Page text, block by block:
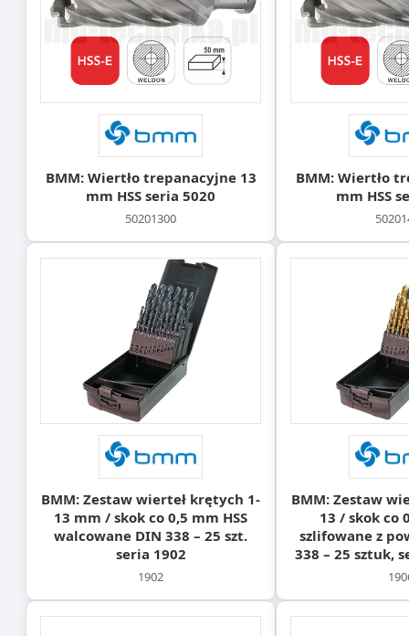
BMM: Wiertło trepanacyjne 13
mm HSS seria 5020
50201300
BMM: Wiertło
mm HSS
BMM: Zestaw wierteł krętych 1-
13 mm / skok co 0,5 mm HSS
walcowane DIN 338 – 25 szt.
seria 1902
1902
BMM: Zestaw
13 / skok co
szlifowane z
338 – 25 sztuk,